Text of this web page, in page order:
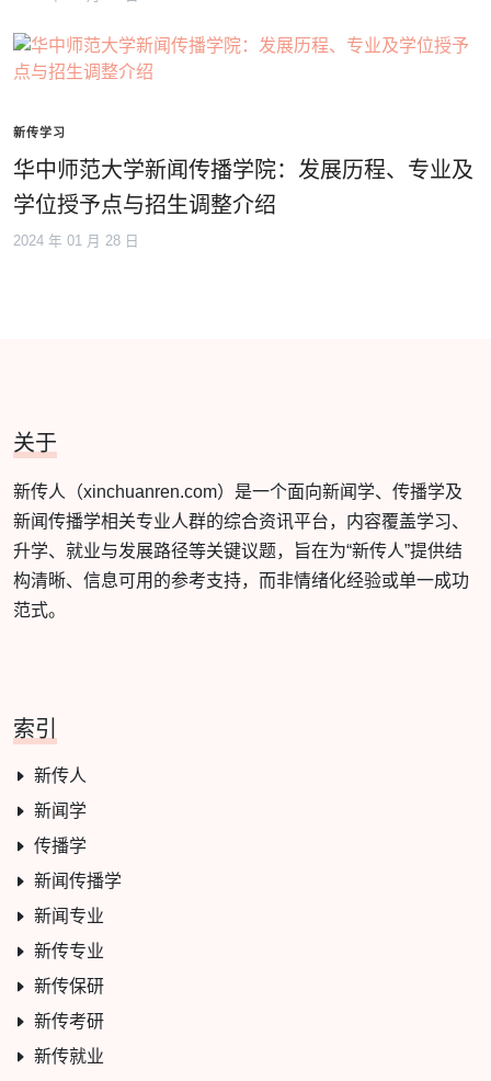
新传学习
华中师范大学新闻传播学院：发展历程、专业及
学位授予点与招生调整介绍
2024 年 01 月 28 日
关于
新传人（xinchuanren.com）是一个面向新闻学、传播学及
新闻传播学相关专业人群的综合资讯平台，内容覆盖学习、
升学、就业与发展路径等关键议题，旨在为“新传人”提供结
构清晰、信息可用的参考支持，而非情绪化经验或单一成功
范式。
索引
新传人
新闻学
传播学
新闻传播学
新闻专业
新传专业
新传保研
新传考研
新传就业